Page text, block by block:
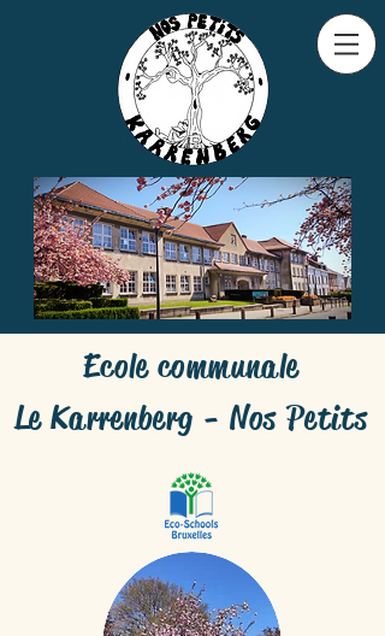
Ecole communale
Le Karrenberg - Nos Petits